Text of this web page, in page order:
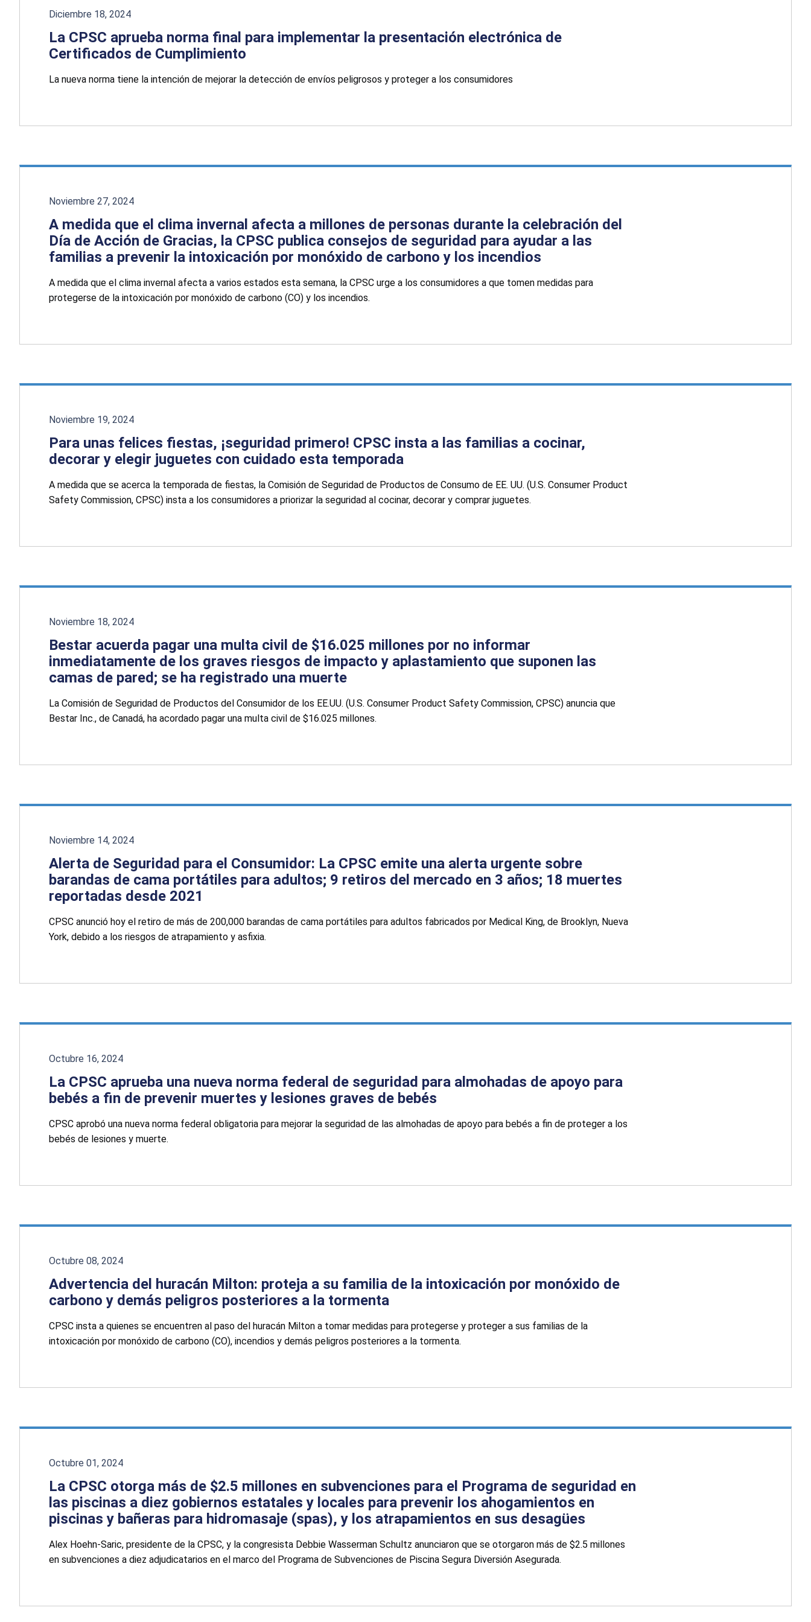
Diciembre 18, 2024
La CPSC aprueba norma final para implementar la presentación electrónica de
Certificados de Cumplimiento
La nueva norma tiene la intención de mejorar la detección de envíos peligrosos y proteger a los consumidores
Noviembre 27, 2024
A medida que el clima invernal afecta a millones de personas durante la celebración del
Día de Acción de Gracias, la CPSC publica consejos de seguridad para ayudar a las
familias a prevenir la intoxicación por monóxido de carbono y los incendios
A medida que el clima invernal afecta a varios estados esta semana, la CPSC urge a los consumidores a que tomen medidas para
protegerse de la intoxicación por monóxido de carbono (CO) y los incendios.
Noviembre 19, 2024
Para unas felices fiestas, ¡seguridad primero! CPSC insta a las familias a cocinar,
decorar y elegir juguetes con cuidado esta temporada
A medida que se acerca la temporada de fiestas, la Comisión de Seguridad de Productos de Consumo de EE. UU. (U.S. Consumer Product
Safety Commission, CPSC) insta a los consumidores a priorizar la seguridad al cocinar, decorar y comprar juguetes.
Noviembre 18, 2024
Bestar acuerda pagar una multa civil de $16.025 millones por no informar
inmediatamente de los graves riesgos de impacto y aplastamiento que suponen las
camas de pared; se ha registrado una muerte
La Comisión de Seguridad de Productos del Consumidor de los EE.UU. (U.S. Consumer Product Safety Commission, CPSC) anuncia que
Bestar Inc., de Canadá, ha acordado pagar una multa civil de $16.025 millones.
Noviembre 14, 2024
Alerta de Seguridad para el Consumidor: La CPSC emite una alerta urgente sobre
barandas de cama portátiles para adultos; 9 retiros del mercado en 3 años; 18 muertes
reportadas desde 2021
CPSC anunció hoy el retiro de más de 200,000 barandas de cama portátiles para adultos fabricados por Medical King, de Brooklyn, Nueva
York, debido a los riesgos de atrapamiento y asfixia.
Octubre 16, 2024
La CPSC aprueba una nueva norma federal de seguridad para almohadas de apoyo para
bebés a fin de prevenir muertes y lesiones graves de bebés
CPSC aprobó una nueva norma federal obligatoria para mejorar la seguridad de las almohadas de apoyo para bebés a fin de proteger a los
bebés de lesiones y muerte.
Octubre 08, 2024
Advertencia del huracán Milton: proteja a su familia de la intoxicación por monóxido de
carbono y demás peligros posteriores a la tormenta
CPSC insta a quienes se encuentren al paso del huracán Milton a tomar medidas para protegerse y proteger a sus familias de la
intoxicación por monóxido de carbono (CO), incendios y demás peligros posteriores a la tormenta.
Octubre 01, 2024
La CPSC otorga más de $2.5 millones en subvenciones para el Programa de seguridad en
las piscinas a diez gobiernos estatales y locales para prevenir los ahogamientos en
piscinas y bañeras para hidromasaje (spas), y los atrapamientos en sus desagües
Alex Hoehn-Saric, presidente de la CPSC, y la congresista Debbie Wasserman Schultz anunciaron que se otorgaron más de $2.5 millones
en subvenciones a diez adjudicatarios en el marco del Programa de Subvenciones de Piscina Segura Diversión Asegurada.